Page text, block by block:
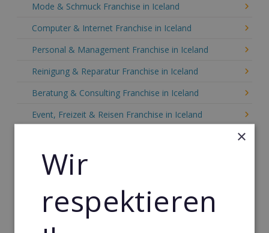
Mode & Schmuck Franchise in Iceland
Computer & Internet Franchise in Iceland
Personal & Management Franchise in Iceland
Reinigung & Reparatur Franchise in Iceland
Beratung & Consulting Franchise in Iceland
Event, Freizeit & Reisen Franchise in Iceland
Gebäude & Haustechnik Franchise in Iceland
Dienstleistungsfranchise in Iceland
Telekommunikation Franchise in Iceland
×
Wir
respektieren